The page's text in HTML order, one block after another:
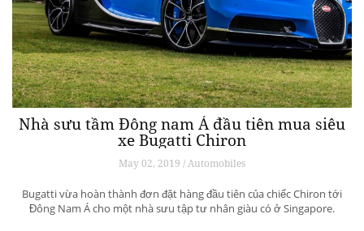
Nhà sưu tầm Đông nam Á đầu tiên mua siêu
xe Bugatti Chiron
May 02, 2019 / Automobiles
Bugatti vừa hoàn thành đơn đặt hàng đầu tiên của chiếc Chiron tới
Đông Nam Á cho một nhà sưu tập tư nhân giàu có ở Singapore.